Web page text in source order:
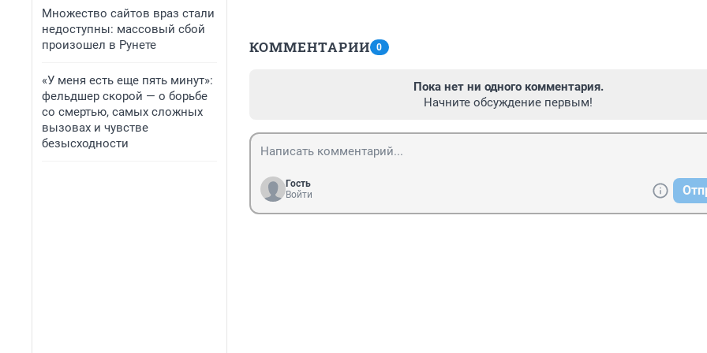
Множество сайтов враз стали
недоступны: массовый сбой
произошел в Рунете
«У меня есть еще пять минут»:
фельдшер скорой — о борьбе
со смертью, самых сложных
вызовах и чувстве
безысходности
КОММЕНТАРИИ 0
Пока нет ни одного комментария.
Начните обсуждение первым!
Гость
Войти